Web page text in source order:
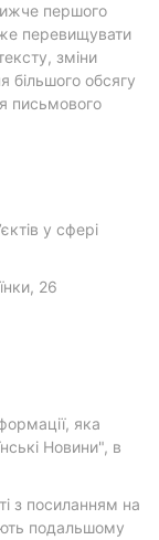
першого
перевищувати
зміни
більшого обсягу
письмового
у сфері
26
яка
Новини", в
з посиланням на
подальшому